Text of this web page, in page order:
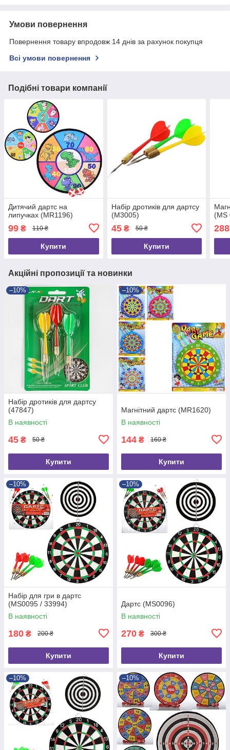
Умови повернення
Повернення товару впродовж 14 днів за рахунок покупця
Всі умови повернення
Подібні товари компанії
Дитячий дартс на
липучках (MR1196)
99 ₴ 110 ₴
Купити
Набір дротиків для дартсу
(M3005)
45₴ 50 ₴
Купити
(MS
288
Акційні пропозиції та новинки
–10%
Набір дротиків для дартсу
(47847)
В наявності
45 ₴ 50 ₴
Купити
–10%
Магнітний дартс (MR1620)
В наявності
144 ₴ 160 ₴
Купити
–10%
Набір для гри в дартс
(MS0095 / 33994)
В наявності
180 ₴ 200 ₴
Купити
–10%
Дартс (MS0096)
В наявності
270 ₴ 300 ₴
Купити
–10% –10%